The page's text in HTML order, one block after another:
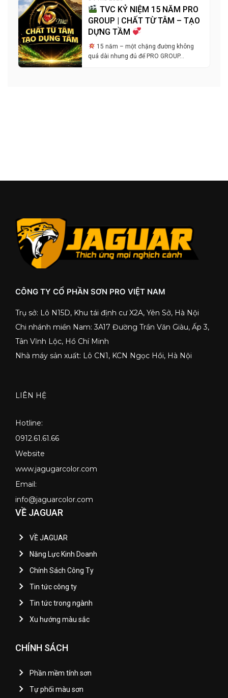
TVC KỶ NIỆM 15 NĂM PRO
GROUP | CHẤT TỪ TÂM – TẠO
DỰNG TẦM
15 năm – một chặng đường không
quá dài nhưng đủ để PRO GROUP…
CÔNG TY CỔ PHẦN SƠN PRO VIỆT NAM
Trụ sở: Lô N15D, Khu tái định cư X2A, Yên Sở, Hà Nội
Chi nhánh miền Nam: 3A17 Đường Trần Văn Giàu, Ấp 3,
Tân Vĩnh Lộc, Hồ Chí Minh
Nhà máy sản xuất: Lô CN1, KCN Ngọc Hồi, Hà Nội
LIÊN HỆ
Hotline:
0912.61.61.66
Website
www.jagugarcolor.com
Email:
info@jaguarcolor.com
VỀ JAGUAR
VỀ JAGUAR
Năng Lực Kinh Doanh
Chính Sách Công Ty
Tin tức công ty
Tin tức trong ngành
Xu hướng màu sắc
CHÍNH SÁCH
Phần mềm tính sơn
Tự phối màu sơn